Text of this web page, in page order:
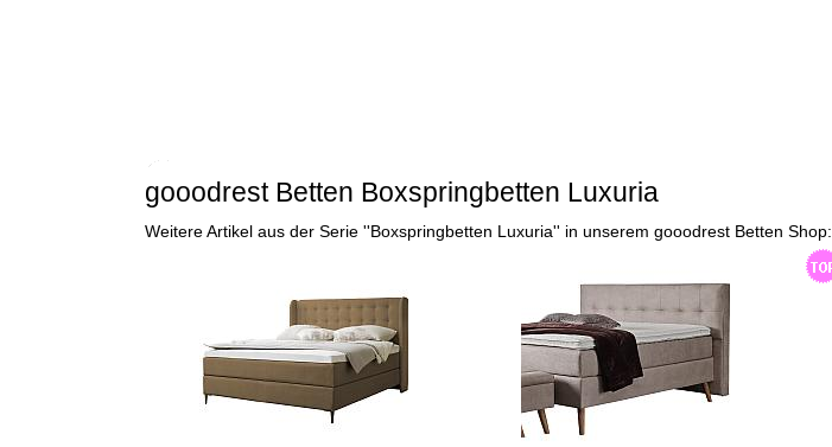
gooodrest Betten Boxspringbetten Luxuria
Weitere Artikel aus der Serie ''Boxspringbetten Luxuria'' in unserem gooodrest Betten Shop: